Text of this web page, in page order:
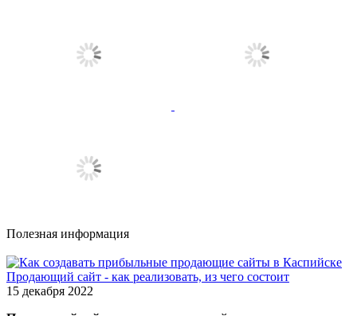
Полезная информация
Продающий сайт - как реализовать, из чего состоит
15 декабря 2022